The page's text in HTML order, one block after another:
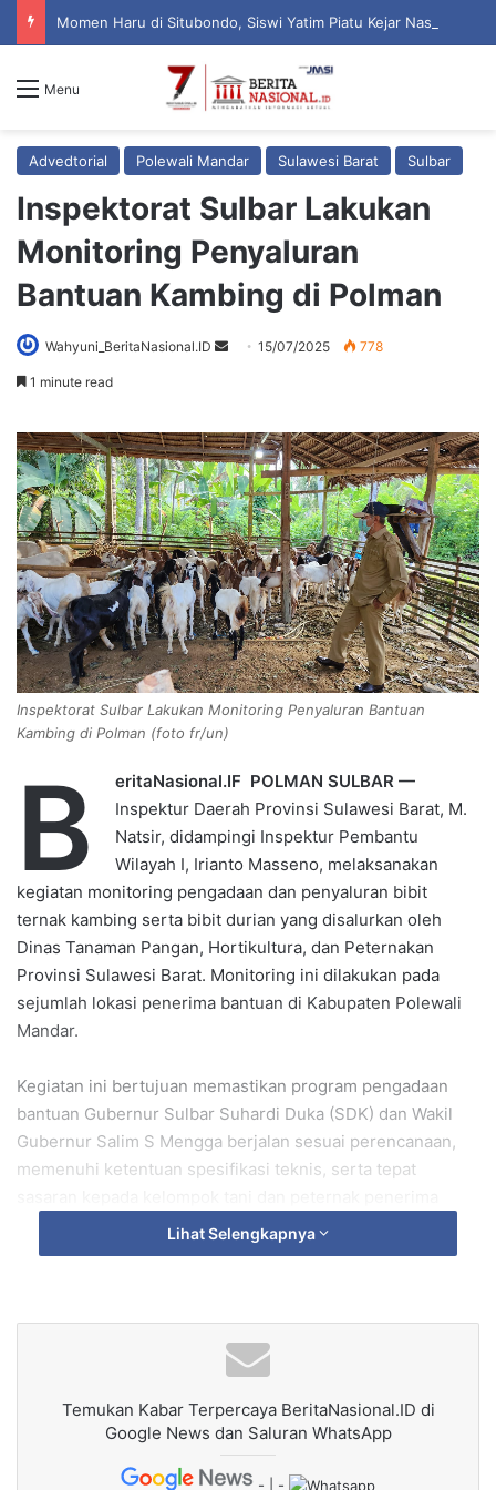
Menu
Advedtorial Polewali Mandar Sulawesi Barat Sulbar
Inspektorat Sulbar Lakukan
Monitoring Penyaluran
Bantuan Kambing di Polman
Wahyuni_BeritaNasional.ID
a
n
e
m
a
i
l
15/07/2025 778
1 minute read
Inspektorat Sulbar Lakukan Monitoring Penyaluran Bantuan
Kambing di Polman (foto fr/un)
B
eritaNasional.IF POLMAN SULBAR —
Inspektur Daerah Provinsi Sulawesi Barat, M.
Natsir, didampingi Inspektur Pembantu
Wilayah I, Irianto Masseno, melaksanakan
kegiatan monitoring pengadaan dan penyaluran bibit
ternak kambing serta bibit durian yang disalurkan oleh
Dinas Tanaman Pangan, Hortikultura, dan Peternakan
Provinsi Sulawesi Barat. Monitoring ini dilakukan pada
sejumlah lokasi penerima bantuan di Kabupaten Polewali
Mandar.
Kegiatan ini bertujuan memastikan program pengadaan
bantuan Gubernur Sulbar Suhardi Duka (SDK) dan Wakil
Gubernur Salim S Mengga berjalan sesuai perencanaan,
memenuhi ketentuan spesifikasi teknis, serta tepat
dipertanggungjawabkan secara transparan dan akuntabel.
“Kami melakukan pengecekan langsung ke lapangan untuk
memastikan kualitas bibit, kelengkapan administrasi, dan
ketepatan sasaran penerima. Ini bagian dari komitmen kami
Lihat Selengkapnya
Temukan Kabar Terpercaya BeritaNasional.ID di
Google News dan Saluran WhatsApp
- | -